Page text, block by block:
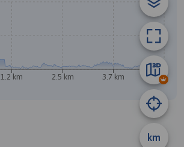
km
1.2 km 2.5 km 3.7 km 5 km